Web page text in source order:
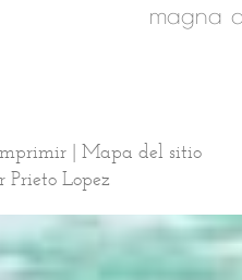
magna
| Mapa del sitio
Prieto Lopez